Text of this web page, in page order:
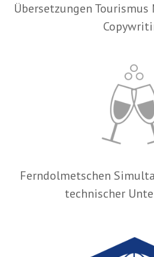
Übersetzungen
Ferndolmetschen
technischer